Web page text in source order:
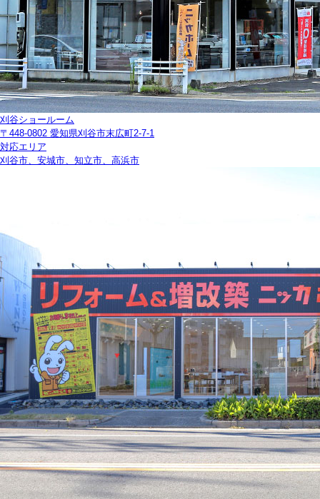
刈谷ショールーム
〒448-0802 愛知県刈谷市末広町2-7-1
対応エリア
刈谷市、安城市、知立市、高浜市